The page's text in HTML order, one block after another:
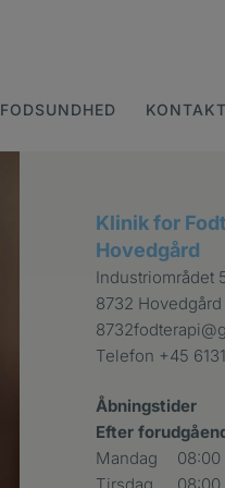
FODSUNDHED KONTAKT
Klinik for
Hovedgård
Industriområdet
8732 Hovedgård
Telefon +45
Åbningstider
Efter
Mandag
08:00